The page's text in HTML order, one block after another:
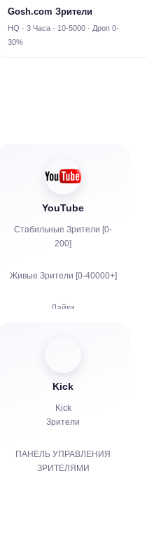
Gosh.com Зрители
HQ · 3 Часа · 10-5000 · Дроп 0-
30%
YouTube
Стабильные Зрители [0-
200]
Живые Зрители [0-40000+]
Лайки
Часы просмотров для
Ютуба
Репосты
Kick
Kick
Зрители
ПАНЕЛЬ УПРАВЛЕНИЯ
ЗРИТЕЛЯМИ